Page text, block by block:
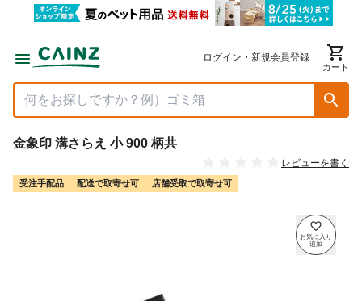
ログイン・新規会員登録
カート
金象印 溝さらえ 小 900 柄共
レビューを書く
受注手配品 配送で取寄せ可 店舗受取で取寄せ可